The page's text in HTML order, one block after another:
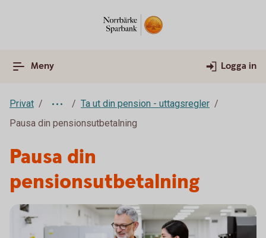
Meny Logga in
Privat
Ta ut din pension - uttagsregler
Pausa din pensionsutbetalning
Pausa din
pensionsutbetalning